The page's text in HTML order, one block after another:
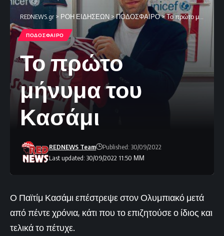
REDNEWS.gr > ΡΟΗ ΕΙΔΗΣΕΩΝ >ΠΟΔΟΣΦΑΙΡΟ>Το πρώτο μήνυμα του Κασάμι
ΠΟΔΟΣΦΑΙΡΟ
Το πρώτο
μήνυμα του
Κασάμι
Last updated: 30/09/2022 11:50 ΜΜ
REDNEWS Team Published: 30/09/2022
Ο Παϊτίμ Κασάμι επέστρεψε στον Ολυμπιακό μετά
από πέντε χρόνια, κάτι που το επιζητούσε ο ίδιος και
τελικά το πέτυχε.